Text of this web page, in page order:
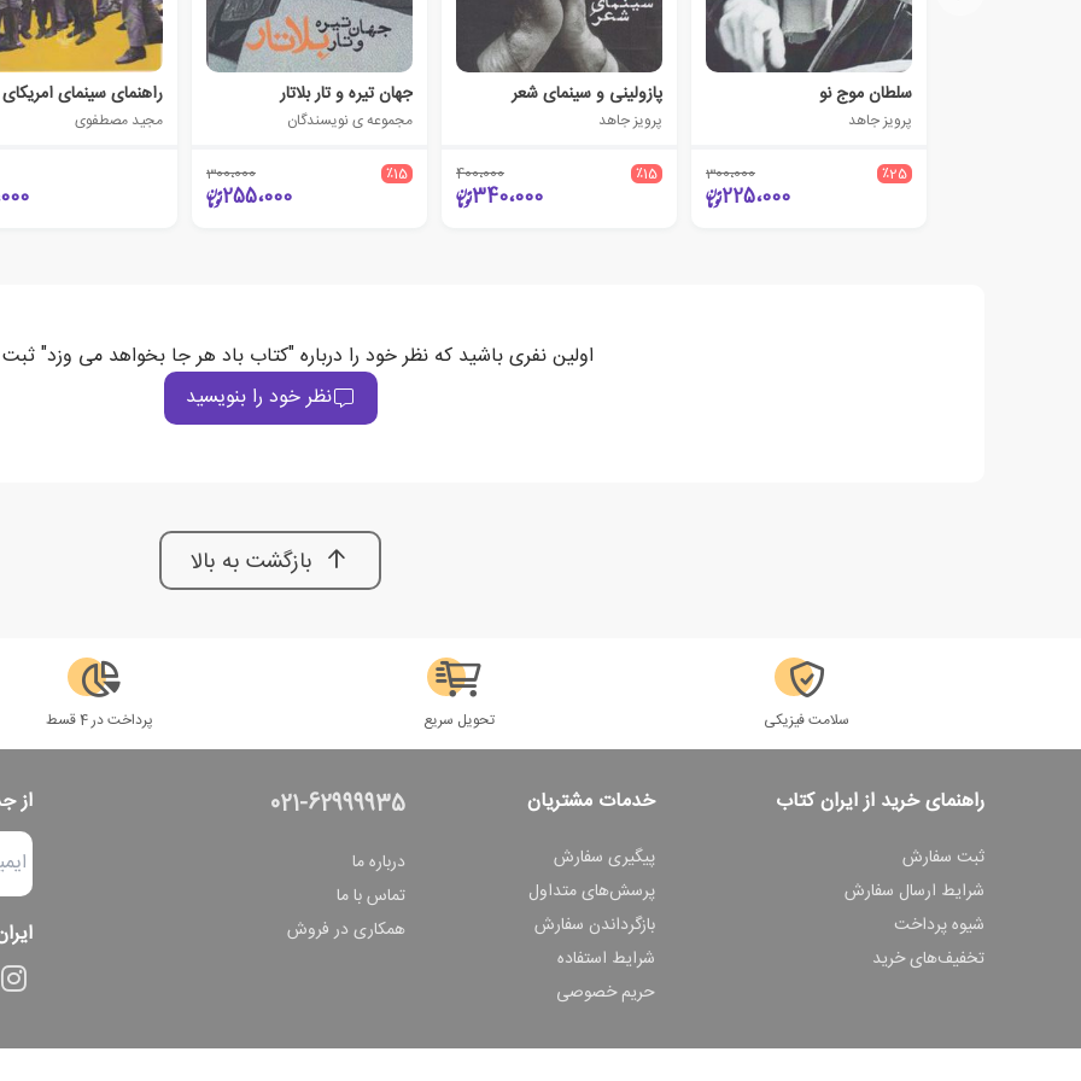
سلطان موج نو
پرویز جاهد
٪25 300،000
225،000
پازولینی و سینمای شعر
پرویز جاهد
٪15 400،000
340،000
جهان تیره و تار بلاتار
مجموعه ی نویسندگان
٪15 300،000
255،000
راهنمای سینمای
مجید مصطفوی
اولین نفری باشید که نظر خود را درباره "کتاب باد هر جا بخواهد می وزد"
نظر خود را بنویسید
بازگشت به بالا
سلامت فیزیکی تحویل سریع پرداخت در 4 قسط
راهنمای خرید از ایران کتاب
ثبت سفارش
شرایط ارسال سفارش
شیوه پرداخت
تخفیف‌های خرید
خدمات مشتریان
پیگیری سفارش
پرسش‌های متداول
بازگرداندن سفارش
شرایط استفاده
حریم خصوصی
021-62999935
درباره ما
تماس با ما
همکاری در فروش
از